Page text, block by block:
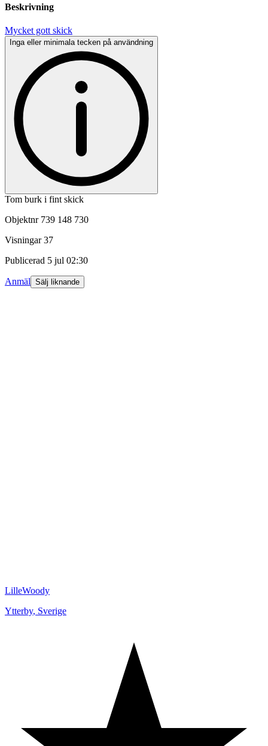
Beskrivning
Mycket gott skick
Inga eller minimala tecken på användning
Tom burk i fint skick
Objektnr 739 148 730
Visningar 37
Publicerad 5 jul 02:30
Anmäl Sälj liknande
LilleWoody
Ytterby, Sverige